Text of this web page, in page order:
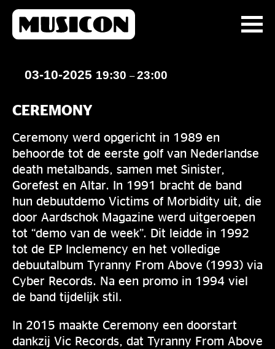
03-10-2025 19:30 –23:00
CEREMONY
Ceremony werd opgericht in 1989 en
behoorde tot de eerste golf van Nederlandse
death metalbands, samen met Sinister,
Gorefest en Altar. In 1991 bracht de band
hun debuutdemo Victims of Morbidity uit, die
door Aardschok Magazine werd uitgeroepen
tot “demo van de week”. Dit leidde in 1992
tot de EP Inclemency en het volledige
debuutalbum Tyranny From Above (1993) via
Cyber Records. Na een promo in 1994 viel
de band tijdelijk stil.
In 2015 maakte Ceremony een doorstart
dankzij Vic Records, dat Tyranny From Above